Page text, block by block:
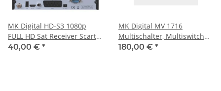
MK Digital HD-S3 1080p
FULL HD Sat Receiver Scart,
HDMI, EPG USB Mediaplayer
40,00 € *
MK Digital MV 1716
Multischalter, Multiswitch
SAT Verteiler 17 auf 16
180,00 € *